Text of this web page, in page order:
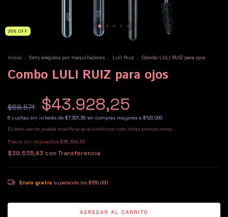
25% OFF
Inicio . Sets elegidos por maquilladores . Luli Ruiz . Combo LULI RUIZ para ojos
Combo LULI RUIZ para ojos
$58.571 $43.928,25
6 cuotas sin interés de $7.321,38
El descuento puede modificarse al combinar con otras promociones.
Precio sin impuestos $36.304,34
$39.535,43 con Transferencia
Envío gratis superando los $150.000